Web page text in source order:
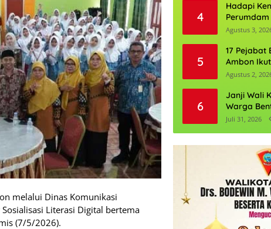
melalui Dinas Komunikasi
Literasi Digital bertema
(7/5/2026).
Depannya
4
Hadapi
Perkuat
Agustus 3,
5
17 Pejabat
Ambon
Daftarnya
Agustus 2,
6
Janji Wali
Warga
Juli 31, 2026